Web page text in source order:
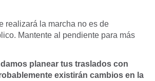
realizará la marcha no es de
Mantente al pendiente para más
planear tus traslados con
existirán cambios en la